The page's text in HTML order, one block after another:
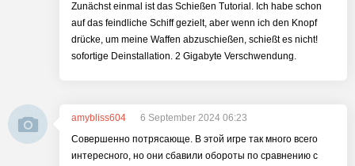
Zunächst einmal ist das Schießen Tutorial. Ich habe schon
auf das feindliche Schiff gezielt, aber wenn ich den Knopf
drücke, um meine Waffen abzuschießen, schießt es nicht!
sofortige Deinstallation. 2 Gigabyte Verschwendung.
amybliss604
6 September 2024 06:23
Совершенно потрясающе. В этой игре так много всего
интересного, но они сбавили обороты по сравнению с